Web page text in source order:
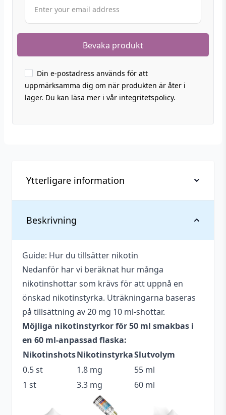
Din e-postadress används för att
uppmärksamma dig om när produkten är åter i
lager. Du kan läsa mer i vår integritetspolicy.
Beskrivning
Guide: Hur du tillsätter nikotin
Nedanför har vi beräknat hur många
nikotinshottar som krävs för att uppnå en
önskad nikotinstyrka. Uträkningarna baseras
på tillsättning av 20 mg 10 ml-shottar.
Möjliga nikotinstyrkor för 50 ml smakbas i
en 60 ml-anpassad flaska:
NikotinshotsNikotinstyrkaSlutvolym
0.5 st
1.8 mg
55 ml
1 st
3.3 mg 60 ml
Ytterligare information
Vikt
Anpassad för
nikotinstyrka
Antal ml
50 ml
Beskrivande
Söt, Syrlig
Blandning
70VG / 30PG
Flaskstorlek
60 ml
Innehåller
cooling
Ja
Serie
Fantastic Mixed
Smakprofil
Läskedryck Lemonad